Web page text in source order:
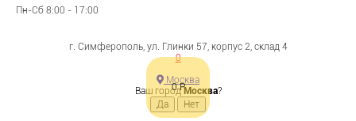
Пн-Сб 8:00 - 17:00
г. Симферополь, ул. Глинки 57, корпус 2, склад 4
0
0Р
Москва
Ваш городМосква?
Добавляется...В корзину